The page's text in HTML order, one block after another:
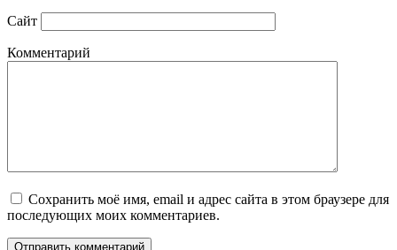
Сайт
Комментарий
Сохранить моё имя, email и адрес сайта в этом браузере для
последующих моих комментариев.